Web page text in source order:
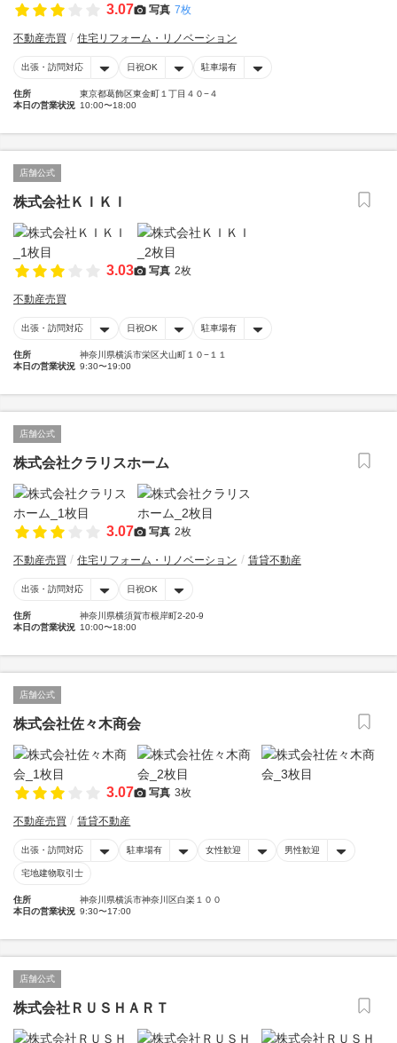
3.07 写真 7枚
不動産売買 住宅リフォーム・リノベーション
出張・訪問対応 日祝OK 駐車場有
住所
東京都葛飾区東金町１丁目４０−４
本日の営業状況 10:00〜18:00
店舗公式
株式会社ＫＩＫＩ
3.03 写真 2枚
不動産売買
出張・訪問対応 日祝OK 駐車場有
住所
神奈川県横浜市栄区犬山町１０−１１
本日の営業状況 9:30〜19:00
店舗公式
株式会社クラリスホーム
3.07 写真 2枚
不動産売買 住宅リフォーム・リノベーション 賃貸不動産
出張・訪問対応 日祝OK
住所
神奈川県横須賀市根岸町2-20-9
本日の営業状況 10:00〜18:00
店舗公式
株式会社佐々木商会
3.07 写真 3枚
不動産売買 賃貸不動産
出張・訪問対応 駐車場有 女性歓迎 男性歓迎
宅地建物取引士
住所
神奈川県横浜市神奈川区白楽１００
本日の営業状況 9:30〜17:00
店舗公式
株式会社ＲＵＳＨＡＲＴ